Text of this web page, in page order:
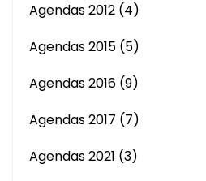
Agendas 2012 (4)
Agendas 2015 (5)
Agendas 2016 (9)
Agendas 2017 (7)
Agendas 2021 (3)